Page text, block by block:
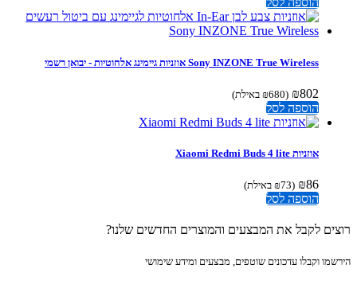
Sony INZONE True Wireless אוזניות גיימינג אלחוטיות - יבואן רשמי
₪
(
₪ 680 באילת)
הוספה לסל
אוזניות Xiaomi Redmi Buds 4 lite
(
₪73 באילת)
הוספה לסל
לקבל את המבצעים והמוצרים החדשים שלנו?
וקבלו עדכונים שוטפים, מבצעים ומידע שימושי